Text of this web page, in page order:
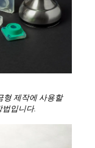
형 제작에 사용할
입니다.